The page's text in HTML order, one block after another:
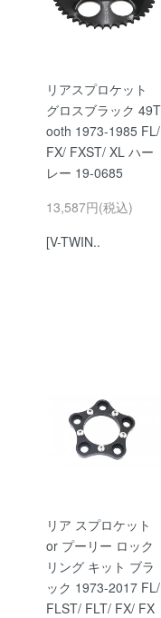
リアスプロケット
グロスブラック 49T
ooth 1973-1985 FL/
FX/ FXST/ XL ハー
レー 19-0685
13,587円(税込)
[V-TWIN..
リア スプロケット
or プーリー ロック
リング キット ブラ
ック 1973-2017 FL/
FLST/ FLT/ FX/ FX